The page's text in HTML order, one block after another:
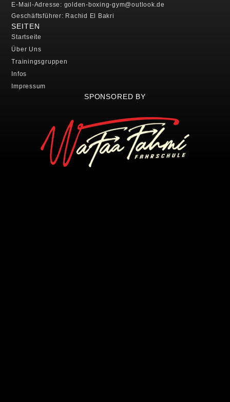
E-Mail-Adresse: golden-boxing-gym@outlook.de
Geschäftsführer: Rachid El Bakri
SEITEN
Startseite
Über Uns
Trainingsgruppen
Infos
Impressum
SPONSORED BY